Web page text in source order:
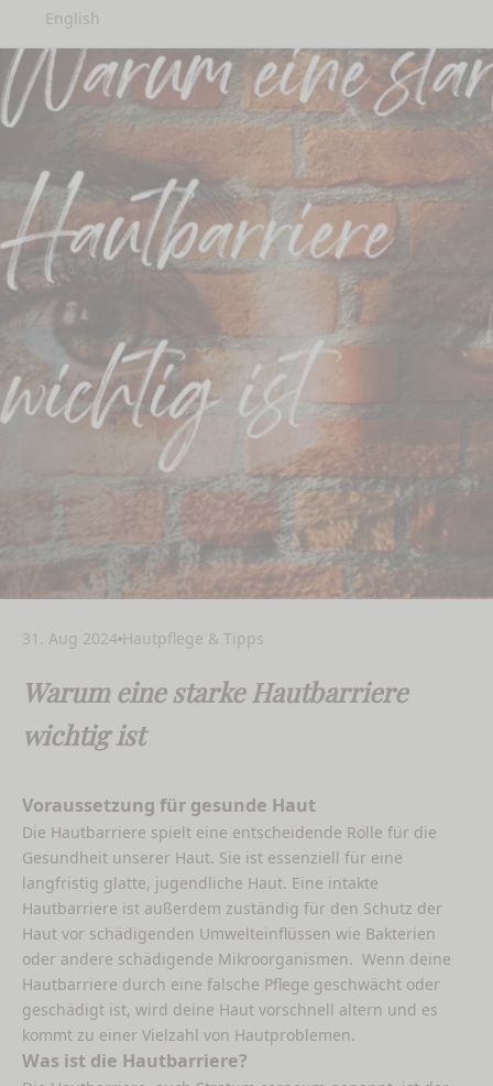
English
31. Aug 2024 Hautpflege & Tipps
Warum eine starke Hautbarriere
wichtig ist
Voraussetzung für gesunde Haut
Die Hautbarriere spielt eine entscheidende Rolle für die
Gesundheit unserer Haut. Sie ist essenziell für eine
langfristig glatte, jugendliche Haut. Eine intakte
Hautbarriere ist außerdem zuständig für den Schutz der
Haut vor schädigenden Umwelteinflüssen wie Bakterien
oder andere schädigende Mikroorganismen. Wenn deine
Hautbarriere durch eine falsche Pflege geschwächt oder
geschädigt ist, wird deine Haut vorschnell altern und es
kommt zu einer Vielzahl von Hautproblemen.
Was ist die Hautbarriere?